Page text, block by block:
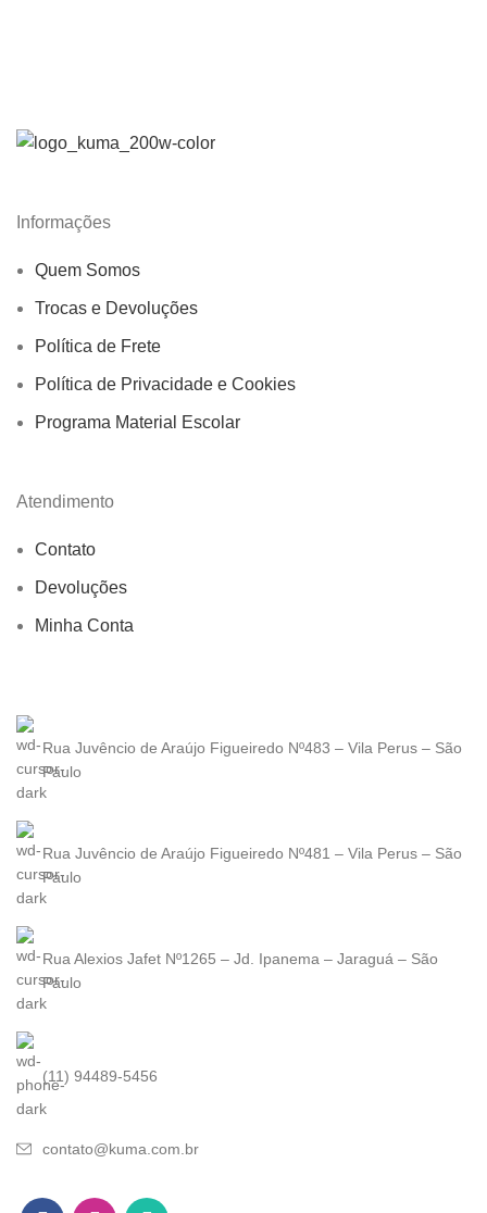
Informações
Quem Somos
Trocas e Devoluções
Política de Frete
Política de Privacidade e Cookies
Programa Material Escolar
Atendimento
Contato
Devoluções
Minha Conta
Rua Juvêncio de Araújo Figueiredo Nº483 – Vila Perus – São
Paulo
Rua Juvêncio de Araújo Figueiredo Nº481 – Vila Perus – São
Paulo
Rua Alexios Jafet Nº1265 – Jd. Ipanema – Jaraguá – São
Paulo
(11) 94489-5456
contato@kuma.com.br